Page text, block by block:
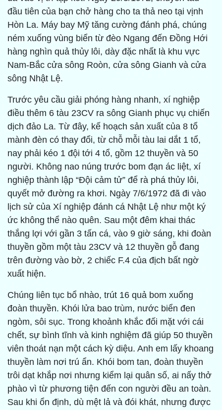
đầu tiên của bạn chở hàng cho ta thả neo tại vịnh
Hòn La. Máy bay Mỹ tăng cường đánh phá, chúng
ném xuống vùng biển từ đèo Ngang đến Đồng Hới
hàng nghìn quả thủy lôi, dày đặc nhất là khu vực
Nam-Bắc cửa sông Roòn, cửa sông Gianh và cửa
sông Nhật Lệ.
Trước yêu cầu giải phóng hàng nhanh, xí nghiệp
điều thêm 6 tàu 23CV ra sông Gianh phục vụ chiến
dịch đảo La. Từ đây, kế hoạch sản xuất của 8 tổ
mành đèn có thay đổi, từ chỗ mỗi tàu lai dắt 1 tổ,
nay phải kéo 1 đội tới 4 tổ, gồm 12 thuyền và 50
người. Không nao núng trước bom đạn ác liệt, xí
nghiệp thành lập “Đội cảm tử” để rà phá thủy lôi,
quyết mở đường ra khơi. Ngày 7/6/1972 đã đi vào
lịch sử của Xí nghiệp đánh cá Nhật Lệ như một ký
ức không thể nào quên. Sau một đêm khai thác
thắng lợi với gần 3 tấn cá, vào 9 giờ sáng, khi đoàn
thuyền gồm một tàu 23CV và 12 thuyền gỗ đang
trên đường vào bờ, 2 chiếc F.4 của địch bất ngờ
xuất hiện.
Chúng liên tục bổ nhào, trút 16 quả bom xuống
đoàn thuyền. Khói lửa bao trùm, nước biển đen
ngòm, sôi sục. Trong khoảnh khắc đối mặt với cái
chết, sự bình tĩnh và kinh nghiệm đã giúp 50 thuyền
viên thoát nạn một cách kỳ diệu. Anh em lấy khoang
thuyền làm nơi trú ẩn. Khói bom tan, đoàn thuyền
trôi dạt khắp nơi nhưng kiểm lại quân số, ai nấy thở
phào vì từ phương tiện đến con người đều an toàn.
Sau khi ổn định, dù mệt lả và đói khát, nhưng được